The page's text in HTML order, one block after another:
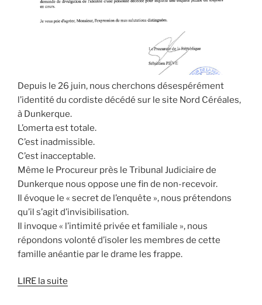
Depuis le 26 juin, nous cherchons désespérément
l’identité du cordiste décédé sur le site Nord Céréales,
à Dunkerque.
L’omerta est totale.
C’est inadmissible.
C’est inacceptable.
Même le Procureur près le Tribunal Judiciaire de
Dunkerque nous oppose une fin de non-recevoir.
Il évoque le « secret de l’enquête », nous prétendons
qu’il s’agit d’invisibilisation.
Il invoque « l’intimité privée et familiale », nous
répondons volonté d’isoler les membres de cette
famille anéantie par le drame les frappe.
LIRE la suite